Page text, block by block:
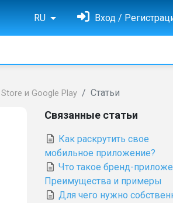
RU Вход /
и Google Play Статьи
Связанные статьи
Как раскрутить свое
мобильное приложение?
Что такое бренд-
Преимущества и примеры
Для чего нужно